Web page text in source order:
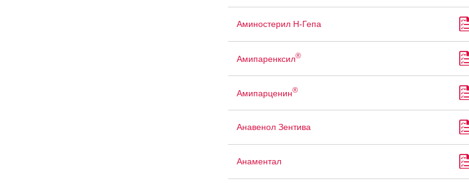
Аминостерил Н-Гепа
Амипаренксил®
Амипарценин®
Анавенол Зентива
Анаментал